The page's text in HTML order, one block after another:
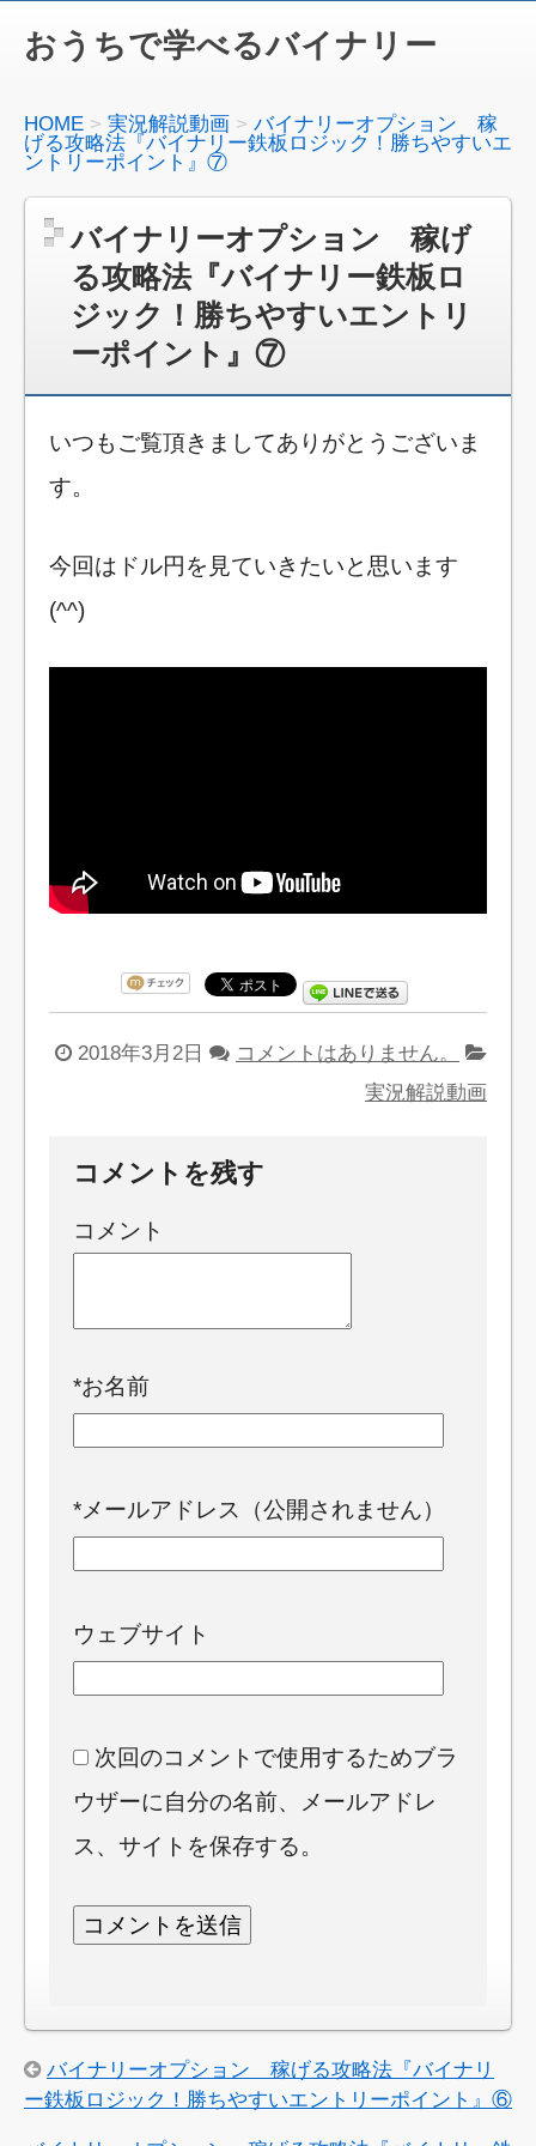
おうちで学べるバイナリー
HOME 実況解説動画
バイナリーオプション 稼
げる攻略法『バイナリー鉄板ロジック！勝ちやすいエ
ントリーポイント』⑦
バイナリーオプション 稼げ
る攻略法『バイナリー鉄板ロ
ジック！勝ちやすいエントリ
ーポイント』⑦
いつもご覧頂きましてありがとうございま
す。
今回はドル円を見ていきたいと思います
(^^)
2018年3月2日
コメントはありません。
実況解説動画
コメントを残す
コメント
*お名前
*メールアドレス（公開されません）
ウェブサイト
次回のコメントで使用するためブラ
ウザーに自分の名前、メールアドレ
ス、サイトを保存する。
バイナリーオプション 稼げる攻略法『バイナリ
ー鉄板ロジック！勝ちやすいエントリーポイント』⑥